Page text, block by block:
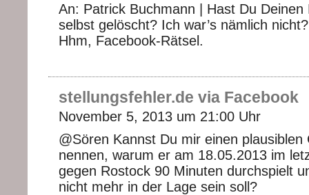
An: Patrick Buchmann | Hast Du Deinen
selbst gelöscht? Ich war’s nämlich
Hhm, Facebook-Rätsel.
stellungsfehler.de via Facebook
November 5, 2013 um 21:00 Uhr
@Sören Kannst Du mir einen plausiblen
nennen, warum er am 18.05.2013 im
gegen Rostock 90 Minuten durchspielt
nicht mehr in der Lage sein soll?